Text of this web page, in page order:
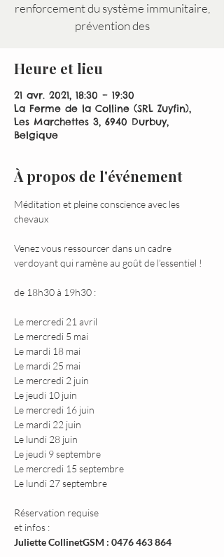
renforcement du système immunitaire,
prévention des
Heure et lieu
21 avr. 2021, 18:30 – 19:30
La Ferme de la Colline (SRL Zuyfin),
Les Marchettes 3, 6940 Durbuy,
Belgique
À propos de l'événement
Méditation et pleine conscience avec les
chevaux
Venez vous ressourcer dans un cadre
verdoyant qui ramène au goût de l’essentiel !
Le mercredi 21 avril
Le mercredi 5 mai
Le mardi 18 mai
Le mardi 25 mai
Le mercredi 2 juin
Le jeudi 10 juin
Le mercredi 16 juin
Le mardi 22 juin
Le lundi 28 juin
Le jeudi 9 septembre
Le mercredi 15 septembre
Le lundi 27 septembre
Réservation requise
Juliette CollinetGSM : 0476 463 864